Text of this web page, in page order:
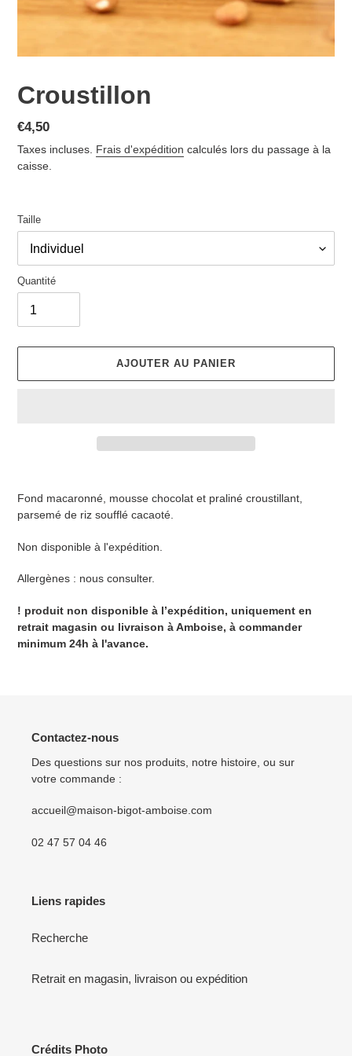
Croustillon
Prix
normal
€4,50
Taxes incluses. Frais d'expédition calculés lors du passage à la
caisse.
Taille
Quantité
AJOUTER AU PANIER
à
votre
Fond macaronné, mousse chocolat et praliné croustillant,
parsemé de riz soufflé cacaoté.
Non disponible à l'expédition.
Allergènes : nous consulter.
! produit non disponible à l’expédition, uniquement en
retrait magasin ou livraison à Amboise, à commander
minimum 24h à l'avance.
Contactez-nous
Des questions sur nos produits, notre histoire, ou sur
votre commande :
accueil@maison-bigot-amboise.com
02 47 57 04 46
Liens rapides
Recherche
Retrait en magasin, livraison ou expédition
Crédits Photo